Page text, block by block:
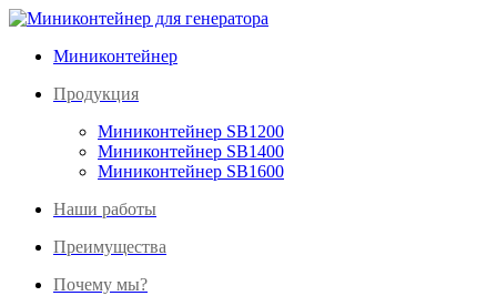
Миниконтейнер
Продукция
Миниконтейнер SB1200
Миниконтейнер SB1400
Миниконтейнер SB1600
Наши работы
Преимущества
Почему мы?